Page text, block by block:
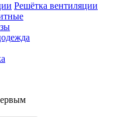
Решётка вентиляции